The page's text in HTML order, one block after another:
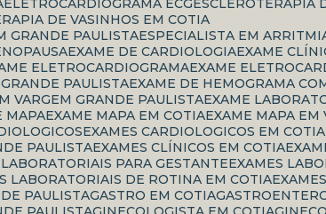
ELETROCARDIOGRAMA ECG
ESCLEROTERAPIA
DE VASINHOS EM COTIA
GRANDE PAULISTA ESPECIALISTA EM
EXAME DE CARDIOLOGIA EXAME
ELETROCARDIOGRAMA EXAME
PAULISTA EXAME DE HEMOGRAMA
VARGEM GRANDE PAULISTA EXAME
MAPA EXAME MAPA EM COTIA EXAME MAPA
EXAMES CARDIOLOGICOS EM COTIA
PAULISTA EXAMES CLÍNICOS EM COTIA
LABORATORIAIS PARA GESTANTE
EXAMES
LABORATORIAIS DE ROTINA EM COTIA
PAULISTA
GASTRO EM COTIA